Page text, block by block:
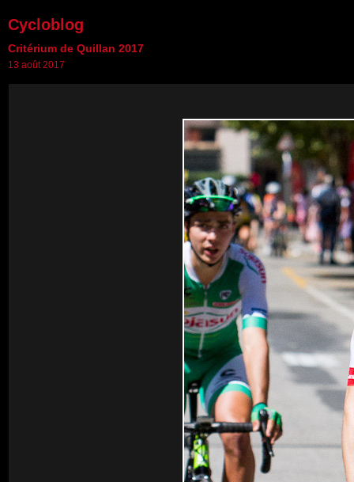
Cycloblog
Critérium de Quillan 2017
13 août 2017